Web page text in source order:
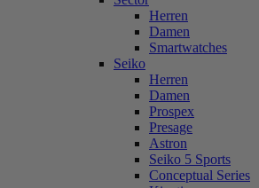
Herren
Damen
Smartwatches
Seiko
Herren
Damen
Prospex
Presage
Astron
Seiko 5 Sports
Conceptual Series